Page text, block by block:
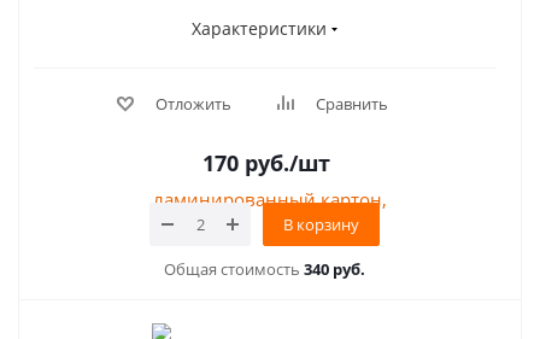
Характеристики
Отложить Сравнить
170руб./шт
В корзину
Общая стоимость 340 руб.